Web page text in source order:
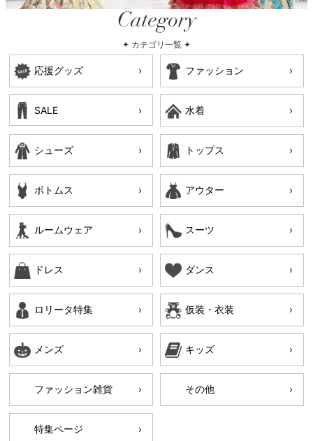
Category
✦ カテゴリ一覧 ✦
応援グッズ ファッション
SALE 水着
シューズ トップス
ボトムス アウター
ルームウェア スーツ
ドレス ダンス
ロリータ特集 仮装・衣装
メンズ キッズ
ファッション雑貨 その他
特集ページ